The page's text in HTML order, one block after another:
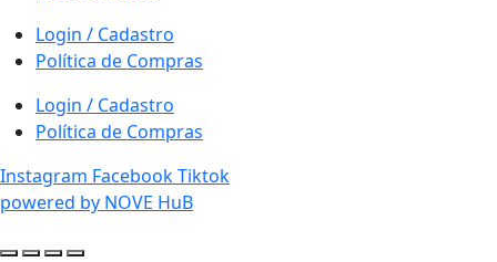
Login / Cadastro
Política de Compras
Login / Cadastro
Política de Compras
Instagram FacebookTiktok
powered by NOVE HuB